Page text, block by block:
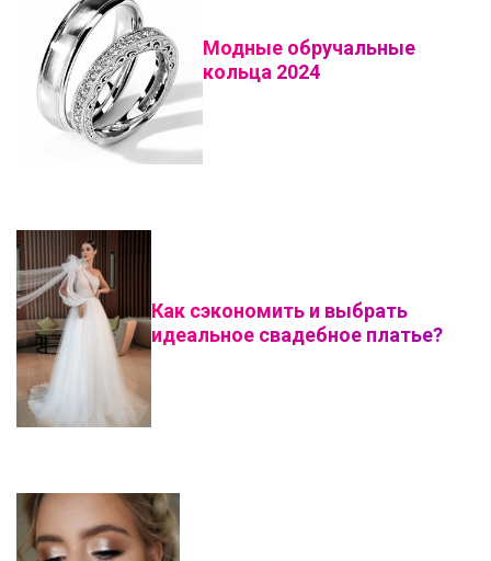
Модные обручальные
кольца 2024
Как сэкономить и выбрать
идеальное свадебное платье?